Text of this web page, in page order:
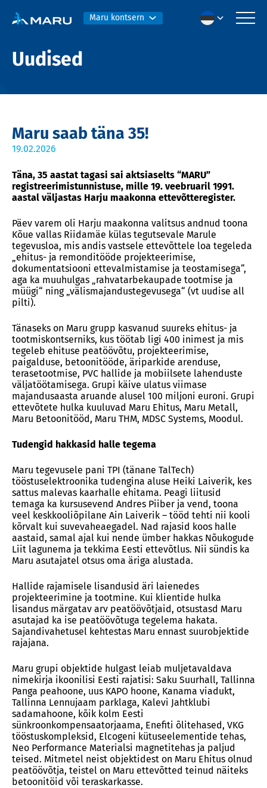
Maru kontsern
Uudised
Maru saab täna 35!
19.02.2026
Täna, 35 aastat tagasi sai aktsiaselts “MARU”
registreerimistunnistuse, mille 19. veebruaril 1991.
aastal väljastas Harju maakonna ettevõtteregister.
Päev varem oli Harju maakonna valitsus andnud toona
Kõue vallas Riidamäe külas tegutsevale Marule
tegevusloa, mis andis vastsele ettevõttele loa tegeleda
„ehitus- ja remonditööde projekteerimise,
dokumentatsiooni ettevalmistamise ja teostamisega“,
aga ka muuhulgas „rahvatarbekaupade tootmise ja
müügi“ ning „välismajandustegevusega“ (vt uudise all
pilti).
Tänaseks on Maru grupp kasvanud suureks ehitus- ja
tootmiskontserniks, kus töötab ligi 400 inimest ja mis
tegeleb ehituse peatöövõtu, projekteerimise,
paigalduse, betoonitööde, äriparkide arenduse,
terasetootmise, PVC hallide ja mobiilsete lahenduste
väljatöötamisega. Grupi käive ulatus viimase
majandusaasta aruande alusel 100 miljoni euroni. Grupi
ettevõtete hulka kuuluvad Maru Ehitus, Maru Metall,
Maru Betoonitööd, Maru THM, MDSC Systems, Moodul.
Tudengid hakkasid halle tegema
Maru tegevusele pani TPI (tänane TalTech)
tööstuselektroonika tudengina aluse Heiki Laiverik, kes
sattus malevas kaarhalle ehitama. Peagi liitusid
temaga ka kursusevend Andres Piiber ja vend, toona
veel keskkooliõpilane Ain Laiverik – tööd tehti nii kooli
kõrvalt kui suvevaheaegadel. Nad rajasid koos halle
aastaid, samal ajal kui nende ümber hakkas Nõukogude
Liit lagunema ja tekkima Eesti ettevõtlus. Nii sündis ka
Maru asutajatel otsus oma äriga alustada.
Hallide rajamisele lisandusid äri laienedes
projekteerimine ja tootmine. Kui klientide hulka
lisandus märgatav arv peatöövõtjaid, otsustasd Maru
asutajad ka ise peatöövõtuga tegelema hakata.
Sajandivahetusel kehtestas Maru ennast suurobjektide
rajajana.
Maru grupi objektide hulgast leiab muljetavaldava
nimekirja ikoonilisi Eesti rajatisi: Saku Suurhall, Tallinna
Panga peahoone, uus KAPO hoone, Kanama viadukt,
Tallinna Lennujaam parklaga, Kalevi Jahtklubi
sadamahoone, kõik kolm Eesti
sünkroonkompensaatorjaama, Enefiti õlitehased, VKG
tööstuskompleksid, Elcogeni kütuseelementide tehas,
Neo Performance Materialsi magnetitehas ja paljud
teised. Mitmetel neist objektidest on Maru Ehitus olnud
peatöövõtja, teistel on Maru ettevõtted teinud näiteks
betoonitöid või teraskarkasse.